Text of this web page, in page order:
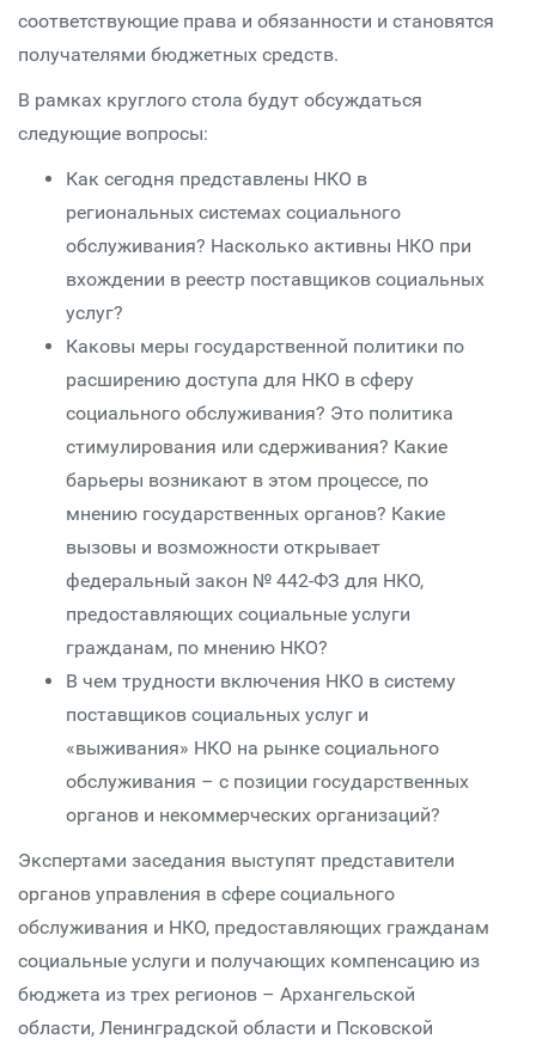
соответствующие права и обязанности и становятся
получателями бюджетных средств.
В рамках круглого стола будут обсуждаться
следующие вопросы:
Как сегодня представлены НКО в
региональных системах социального
обслуживания? Насколько активны НКО при
вхождении в реестр поставщиков социальных
услуг?
Каковы меры государственной политики по
расширению доступа для НКО в сферу
социального обслуживания? Это политика
стимулирования или сдерживания? Какие
барьеры возникают в этом процессе, по
мнению государственных органов? Какие
вызовы и возможности открывает
федеральный закон № 442-ФЗ для НКО,
предоставляющих социальные услуги
гражданам, по мнению НКО?
В чем трудности включения НКО в систему
поставщиков социальных услуг и
«выживания» НКО на рынке социального
обслуживания – с позиции государственных
органов и некоммерческих организаций?
Экспертами заседания выступят представители
органов управления в сфере социального
обслуживания и НКО, предоставляющих гражданам
социальные услуги и получающих компенсацию из
бюджета из трех регионов – Архангельской
области, Ленинградской области и Псковской